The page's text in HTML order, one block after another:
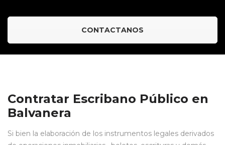
CONTACTANOS
Contratar Escribano Público en
Balvanera
Si bien la elaboración de los instrumentos legales derivados